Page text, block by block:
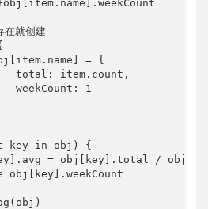
就创建
= {
total: item.count,
weekCount: 1
key in obj) {
= obj[key].total /
obj[key].weekCount